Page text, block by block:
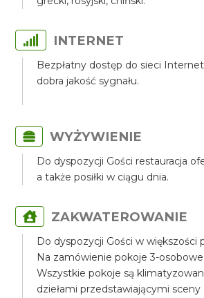
INTERNET
Bezpłatny dostęp do sieci
dobra jakość sygnału.
WYŻYWIENIE
Do dyspozycji Gości restauracja
a także posiłki w ciągu dnia.
ZAKWATEROWANIE
Do dyspozycji Gości w większości
Na zamówienie pokoje 3-
Wszystkie pokoje są
dziełami przedstawiającymi sceny